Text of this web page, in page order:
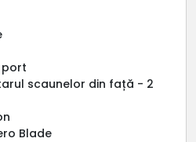
port
scaunelor din față - 2
Blade